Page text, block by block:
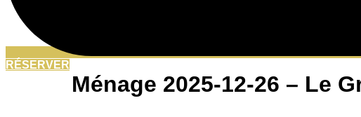
RÉSERVER
Ménage 2025-12-26 – Le